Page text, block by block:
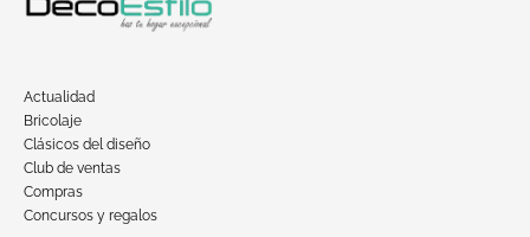
Actualidad
Bricolaje
Clásicos del diseño
Club de ventas
Compras
Concursos y regalos